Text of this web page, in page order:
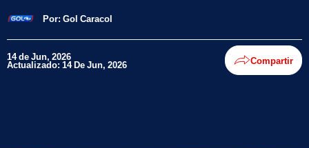
Por: Gol Caracol
14 de Jun, 2026
Actualizado: 14 De Jun, 2026 Compartir